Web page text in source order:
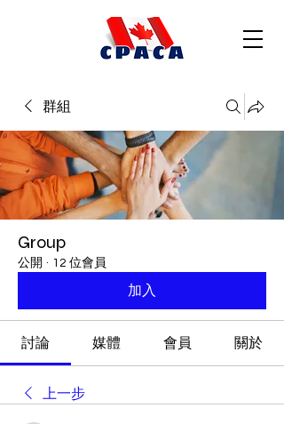
群組
Group
公開 · 12 位會員
加入
討論 媒體 會員 關於
上一步